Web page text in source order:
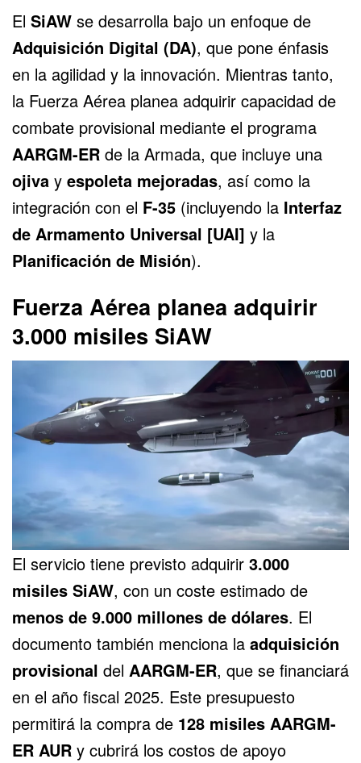
El SiAW se desarrolla bajo un enfoque de
Adquisición Digital (DA), que pone énfasis
en la agilidad y la innovación. Mientras tanto,
la Fuerza Aérea planea adquirir capacidad de
combate provisional mediante el programa
AARGM-ER de la Armada, que incluye una
ojiva y espoleta mejoradas, así como la
integración con el F-35 (incluyendo la Interfaz
de Armamento Universal [UAI] y la
Planificación de Misión).
Fuerza Aérea planea adquirir
3.000 misiles SiAW
El servicio tiene previsto adquirir 3.000
misiles SiAW, con un coste estimado de
menos de 9.000 millones de dólares. El
documento también menciona la adquisición
provisional del AARGM-ER, que se financiará
en el año fiscal 2025. Este presupuesto
permitirá la compra de 128 misiles AARGM-
ER AUR y cubrirá los costos de apoyo